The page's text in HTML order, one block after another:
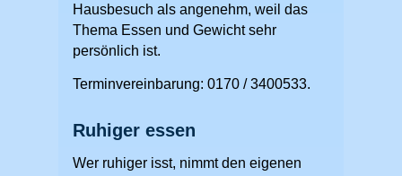
Hausbesuch als angenehm, weil das
Thema Essen und Gewicht sehr
persönlich ist.
Terminvereinbarung: 0170 / 3400533.
Ruhiger essen
Wer ruhiger isst, nimmt den eigenen